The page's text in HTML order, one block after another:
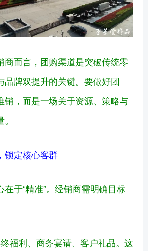
商而言，团购渠道是突破传统零
品牌双提升的关键。要做好团
销，而是一场关于资源、策略与
锁定核心客群
在于“精准”。经销商需明确目标
福利、商务宴请、客户礼品。这